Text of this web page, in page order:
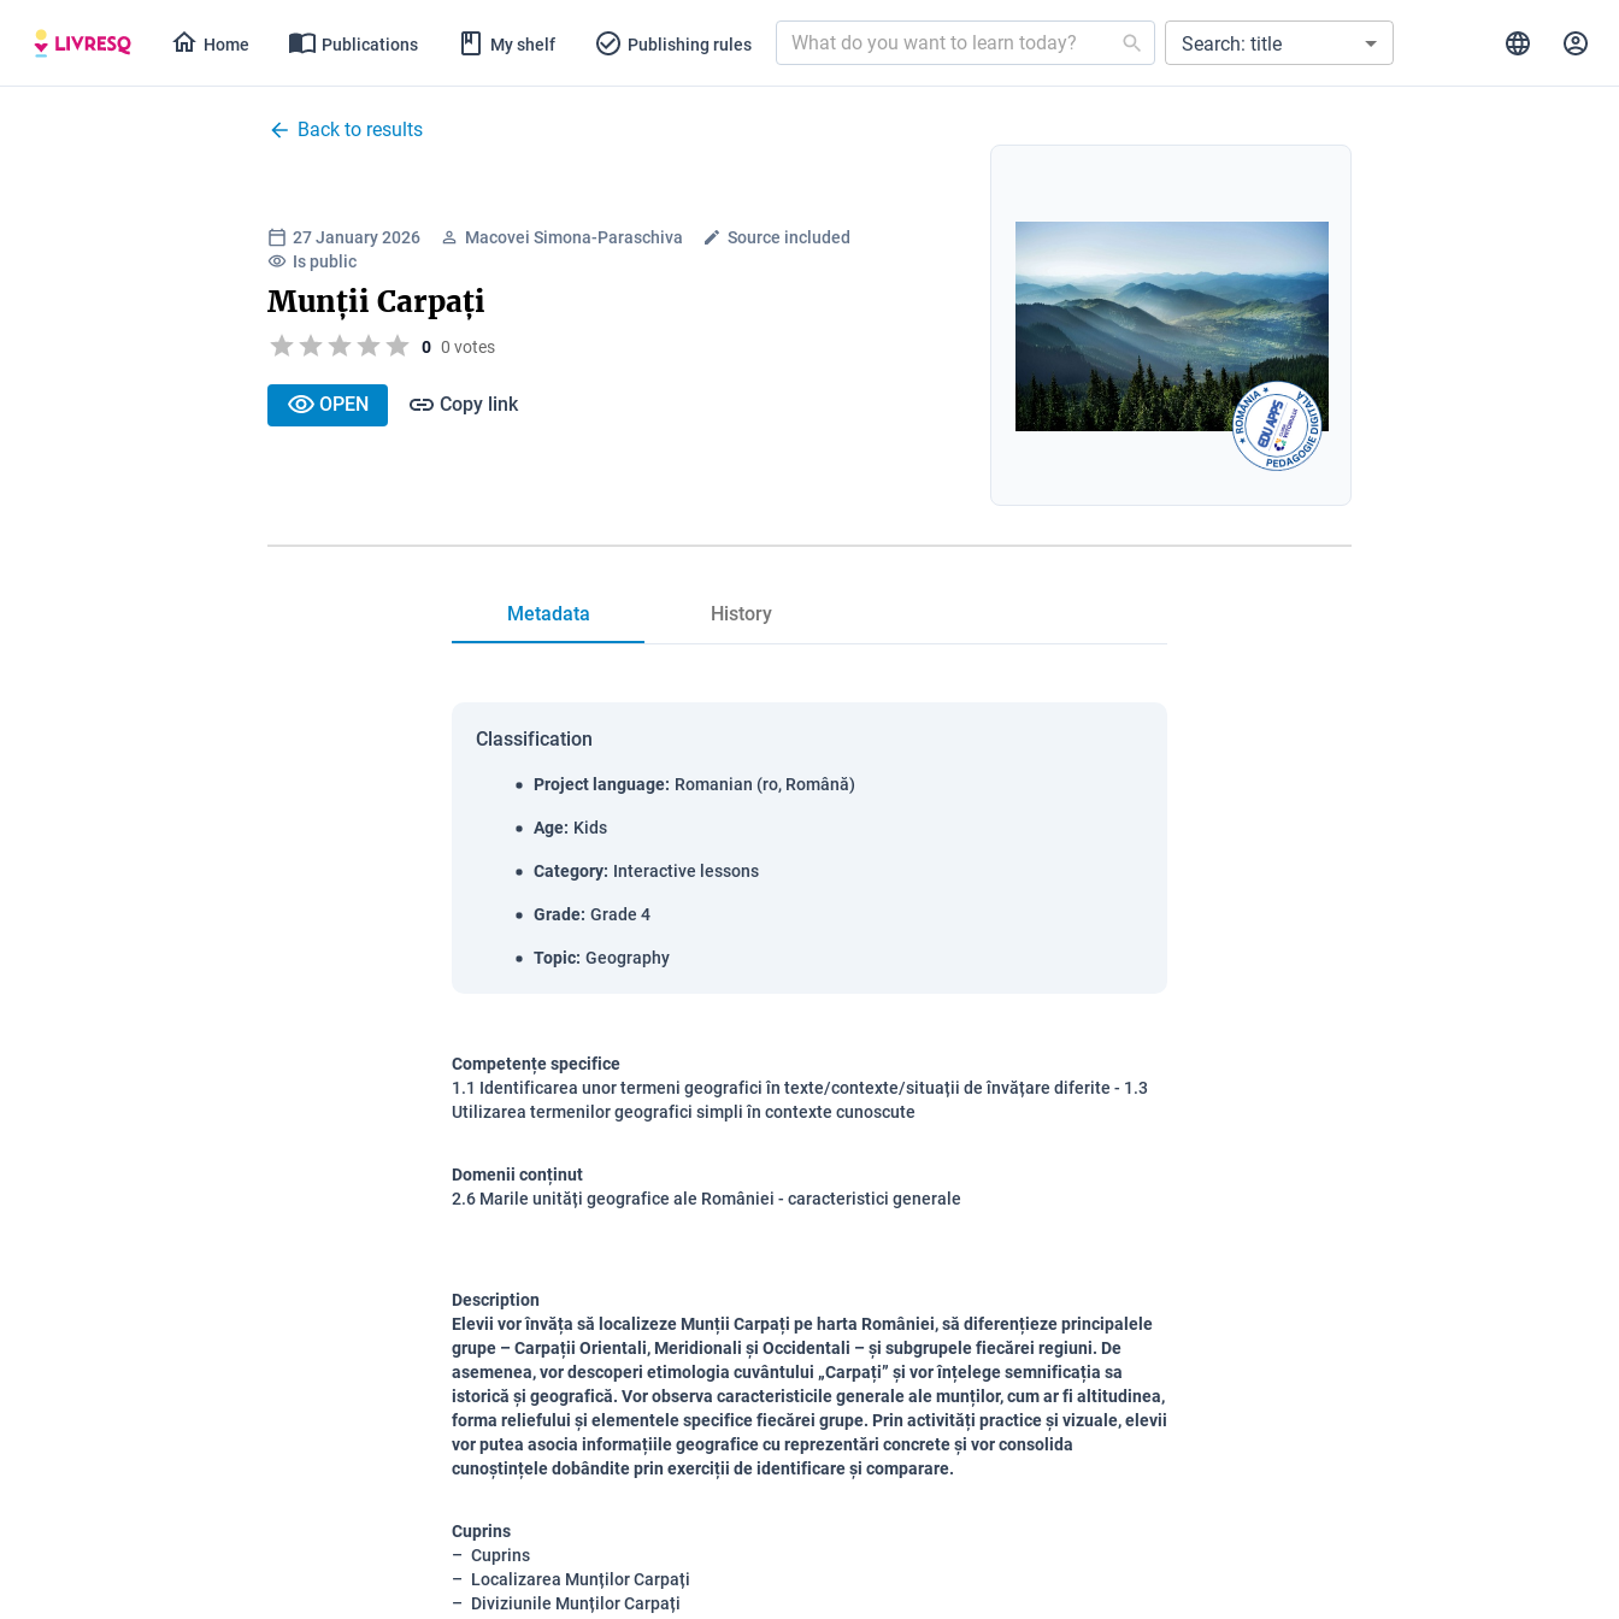
Home Publications My shelf Publishing rules Search: title
Back to results
27 January 2026 Macovei Simona-Paraschiva
Source included
Is public
Munții Carpați
0 0 votes
OPEN Copy link
Metadata History
Classification
Project language: Romanian (ro, Română)
Age: Kids
Category: Interactive lessons
Grade: Grade 4
Topic: Geography
Competențe specifice
1.1 Identificarea unor termeni geografici în texte/contexte/situații de învățare diferite - 1.3
Utilizarea termenilor geografici simpli în contexte cunoscute
Domenii conținut
2.6 Marile unități geografice ale României - caracteristici generale
Description
Elevii vor învăța să localizeze Munții Carpați pe harta României, să diferențieze principalele
grupe – Carpații Orientali, Meridionali și Occidentali – și subgrupele fiecărei regiuni. De
asemenea, vor descoperi etimologia cuvântului „Carpați” și vor înțelege semnificația sa
istorică și geografică. Vor observa caracteristicile generale ale munților, cum ar fi altitudinea,
forma reliefului și elementele specifice fiecărei grupe. Prin activități practice și vizuale, elevii
vor putea asocia informațiile geografice cu reprezentări concrete și vor consolida
cunoștințele dobândite prin exerciții de identificare și comparare.
Cuprins
Cuprins
Localizarea Munților Carpați
Diviziunile Munților Carpați